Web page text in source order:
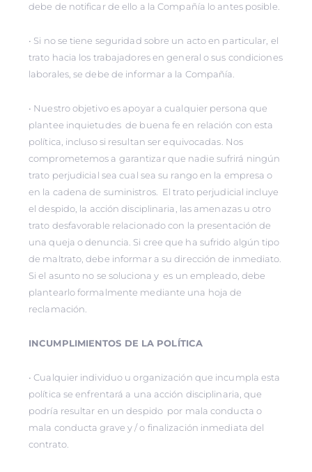
debe de notificar de ello a la Compañía lo antes posible.
• Si no se tiene seguridad sobre un acto en particular, el
trato hacia los trabajadores en general o sus condiciones
laborales, se debe de informar a la Compañía.
• Nuestro objetivo es apoyar a cualquier persona que
plantee inquietudes de buena fe en relación con esta
política, incluso si resultan ser equivocadas. Nos
comprometemos a garantizar que nadie sufrirá ningún
trato perjudicial sea cual sea su rango en la empresa o
en la cadena de suministros. El trato perjudicial incluye
el despido, la acción disciplinaria, las amenazas u otro
trato desfavorable relacionado con la presentación de
una queja o denuncia. Si cree que ha sufrido algún tipo
de maltrato, debe informar a su dirección de inmediato.
Si el asunto no se soluciona y es un empleado, debe
plantearlo formalmente mediante una hoja de
reclamación.
INCUMPLIMIENTOS DE LA POLÍTICA
• Cualquier individuo u organización que incumpla esta
política se enfrentará a una acción disciplinaria, que
podría resultar en un despido por mala conducta o
mala conducta grave y / o finalización inmediata del
contrato.